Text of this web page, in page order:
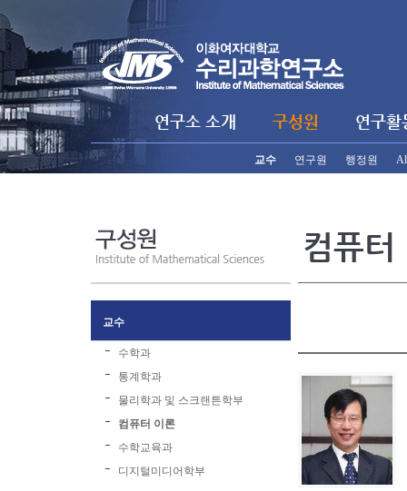
연구소 소개 구성원
교수 연구원 행정원
연구활
교수
수학과
통계학과
물리학과 및 스크랜튼학부
컴퓨터 이론
수학교육과
디지털미디어학부
컴퓨터